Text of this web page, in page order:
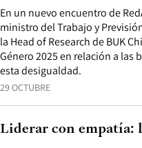
29 OCTUBRE
En un nuevo encuentro de
ministro del Trabajo y
la Head of Research de BUK
Género 2025 en relación a las
esta desigualdad.
Liderar con empatía: